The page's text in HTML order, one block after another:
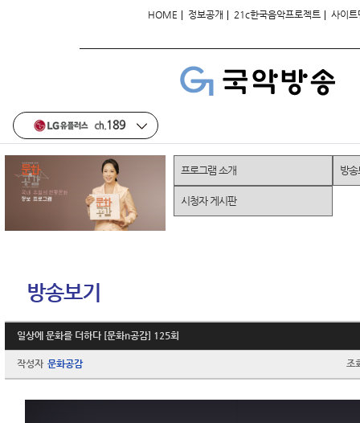
HOME | 정보공개 | 21c한국음악프로젝트 | 사이트
방송보기
일상에 문화를 더하다 [문화n공감] 125회
작성자 문화공감 조
프로그램 소개 방
시청자 게시판